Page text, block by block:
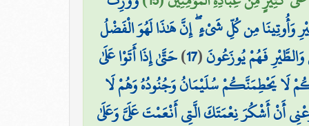
وَأُوتِينَا مِن كُلِّ شَيْءٍ ۖ إِنَّ هَٰذَا لَهُوَ الْفَضْلُ
فَهُمْ يُوزَعُونَ(
17
)حَتَّىٰ إِذَا أَتَوْا عَلَىٰ
لَا يَحْطِمَنَّكُمْ سُلَيْمَانُ وَجُنُودُهُ وَهُمْ لَا
أَنْ أَشْكُرَ نِعْمَتَكَ الَّتِي أَنْعَمْتَ عَلَيَّ وَعَلَىٰ